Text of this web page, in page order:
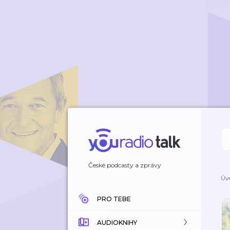
České podcasty a zprávy
PRO TEBE
AUDIOKNIHY